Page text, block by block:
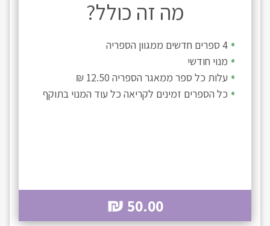
מה זה כולל?
4 ספרים חדשים ממגוון הספריה
מנוי חודשי
עלות כל ספר ממאגר הספריה 12.50 ₪
כל הספרים זמינים לקריאה כל עוד המנוי בתוקף
50.00
₪